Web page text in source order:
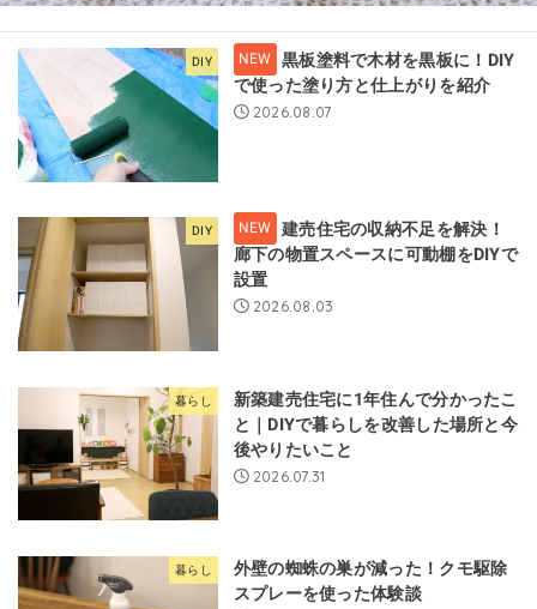
DIY
黒板塗料で木材を黒板に！DIY
で使った塗り方と仕上がりを紹介
2026.08.07
DIY
建売住宅の収納不足を解決！
廊下の物置スペースに可動棚をDIYで
設置
2026.08.03
暮らし
新築建売住宅に1年住んで分かったこ
と｜DIYで暮らしを改善した場所と今
後やりたいこと
2026.07.31
暮らし
外壁の蜘蛛の巣が減った！クモ駆除
スプレーを使った体験談